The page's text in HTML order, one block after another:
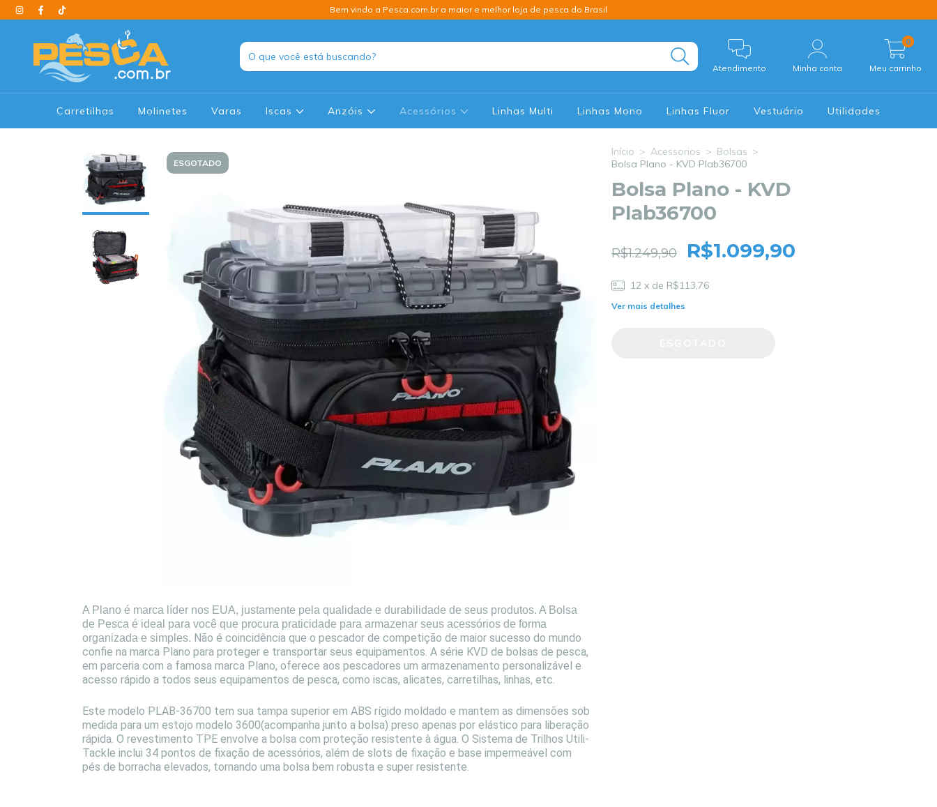
Bem vindo a Pesca.com.br a maior e melhor loja de pesca do Brasil
Atendimento Minha conta Meu carrinho
0
Carretilhas Molinetes Varas Iscas Anzóis Acessórios Linhas Multi Linhas Mono Linhas Fluor Vestuário Utilidades
ESGOTADO
A Plano é marca líder nos EUA, justamente pela qualidade e durabilidade de seus produtos. A Bolsa
de Pesca é ideal para você que procura praticidade para armazenar seus acessórios de forma
organizada e simples. Não é coincidência que o pescador de competição de maior sucesso do mundo
confie na marca Plano para proteger e transportar seus equipamentos. A série KVD de bolsas de pesca,
em parceria com a famosa marca Plano, oferece aos pescadores um armazenamento personalizável e
acesso rápido a todos seus equipamentos de pesca, como iscas, alicates, carretilhas, linhas, etc.
Este modelo PLAB-36700 tem sua tampa superior em ABS rígido moldado e mantem as dimensões sob
medida para um estojo modelo 3600(acompanha junto a bolsa) preso apenas por elástico para liberação
rápida. O revestimento TPE envolve a bolsa com proteção resistente à água. O Sistema de Trilhos Utili-
Tackle inclui 34 pontos de fixação de acessórios, além de slots de fixação e base impermeável com
pés de borracha elevados, tornando uma bolsa bem robusta e super resistente.
Início > Acessorios > Bolsas >
Bolsa Plano - KVD Plab36700
Bolsa Plano - KVD
Plab36700
R$1.249,90 R$1.099,90
12 x de R$113,76
Ver mais detalhes